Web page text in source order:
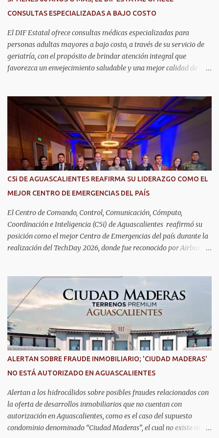
CONSULTAS ESPECIALIZADAS A BAJO COSTO
El DIF Estatal ofrece consultas médicas especializadas para
personas adultas mayores a bajo costo, a través de su servicio de
geriatría, con el propósito de brindar atención integral que
favorezca un envejecimiento saludable y una mejor calidad de
fundamentalmente en la prevención, el diagnóstico y tratamiento
de las enfermedades más comunes en las personas mayores de 60
años, como diabetes, hipertensión, deterioro cognitivo y
alzhéimer, entre otros padecimientos. "Nuestros adultos mayores
son el corazón de muchas familias y merecen todo nuestro respeto,
cuidado y reconocimiento; por eso, en el DIF Estatal impulsamos
servicios que les ayuden a cuidar su salud y a vivir esta etapa con
presidenta del DIF Estatal. Para acceder al servicio, las y los
interesados deben acudir a la Dirección de Servi...
C5i DE AGUASCALIENTES REAFIRMA SU LIDERAZGO COMO EL
MEJOR CENTRO DE EMERGENCIAS DEL PAÍS
El Centro de Comando, Control, Comunicación, Cómputo,
Coordinación e Inteligencia (C5i) de Aguascalientes reafirmó su
posición como el mejor Centro de Emergencias del país durante la
realización del TechDay 2026, donde fue reconocido por Airbus
seguridad pública y la atención de emergencias. Este encuentro
reunió a autoridades, especialistas nacionales e internacionales y
representantes de instituciones de seguridad para intercambiar
conocimientos y conocer las tendencias más avanzadas en la
materia. La titular del C5i, Michelle Olmos Álvarez, señaló que este
reconocimiento es resultado de la capacidad operativa, la
infraestructura tecnológica de vanguardia y los modelos
innovadores de coordinación institucional que distinguen al C5i de
Aguascalientes, posicionándose como un referente nacional en
materia de atención de emergencias. "Bajo el liderazgo de la
goberna...
ALERTAN SOBRE FRAUDE INMOBILIARIO; 'CIUDAD MADERAS'
NO ESTÁ AUTORIZADO EN AGUASCALIENTES
Alertan a los hidrocálidos sobre posibles fraudes relacionados con
la oferta de desarrollos inmobiliarios que no cuentan con
autorización en Aguascalientes, como es el caso del supuesto
condominio denominado “Ciudad Maderas”, el cual no existe ni